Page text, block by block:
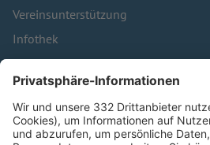
Vereinsunterstützung
Infothek
Kontakt
HÄUFIG BESUCHTE SEITEN
Pässe und Vereinswechsel